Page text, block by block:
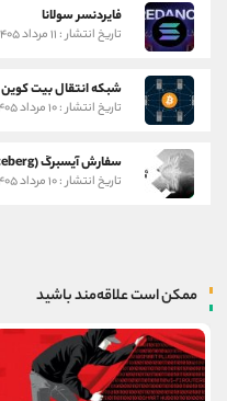
فایردنسر سولانا
تاریخ انتشار : ۱۱ مرداد ۱۴۰۵
شبکه انتقال بیت کوین
تاریخ انتشار : ۱۰ مرداد ۱۴۰۵
سفارش آیسبرگ (Iceberg)
تاریخ انتشار : ۱۰ مرداد ۱۴۰۵
ممکن است علاقه‌مند باشید